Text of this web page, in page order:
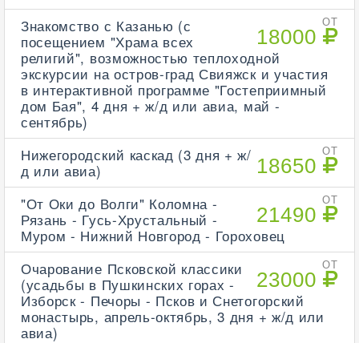
ОТ
18000
Знакомство с Казанью (с
посещением "Храма всех
религий", возможностью теплоходной
экскурсии на остров-град Свияжск и участия
в интерактивной программе "Гостеприимный
дом Бая", 4 дня + ж/д или авиа, май -
сентябрь)
ОТ
18650
Нижегородский каскад (3 дня + ж/
д или авиа)
ОТ
21490
"От Оки до Волги" Коломна -
Рязань - Гусь-Хрустальный -
Муром - Нижний Новгород - Гороховец
ОТ
23000
Очарование Псковской классики
(усадьбы в Пушкинских горах -
Изборск - Печоры - Псков и Снетогорский
монастырь, апрель-октябрь, 3 дня + ж/д или
авиа)